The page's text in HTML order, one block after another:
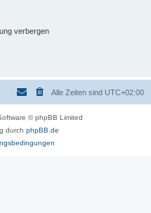
verbergen
Alle Zeiten sind UTC+02:00
© phpBB Limited
durch phpBB.de